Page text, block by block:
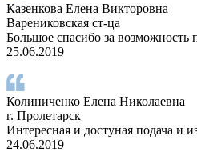
Казенкова Елена Викторовна
Варениковская ст-ца
Большое спасибо за возможность
25.06.2019
Колиниченко Елена Николаевна
г. Пролетарск
Интересная и достуная подача и
24.06.2019